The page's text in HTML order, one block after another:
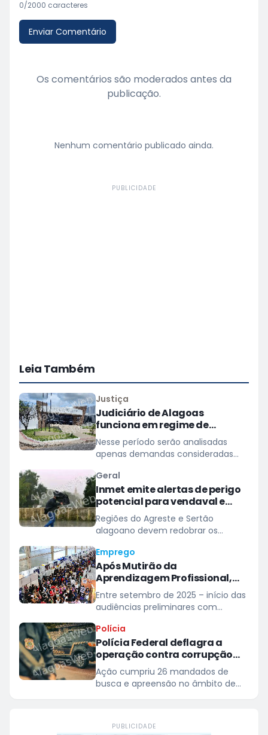
0/2000 caracteres
Enviar Comentário
Os comentários são moderados antes da
publicação.
Nenhum comentário publicado ainda.
PUBLICIDADE
Leia Também
Justiça
Judiciário de Alagoas
funciona em regime de
plantão nos dias 10 e 11 de
agosto
Nesse período serão analisadas
apenas demandas consideradas
processuais retornam na quarta
(12)
Geral
Inmet emite alertas de perigo
potencial para vendaval e
baixa umidade em Alagoas
Regiões do Agreste e Sertão
alagoano devem redobrar os
km/h
Emprego
Após Mutirão da
Aprendizagem Profissional,
Alagoas registra aumento de
mais de 800 jovens aprendizes
contratados
Entre setembro de 2025 – início das
audiências preliminares com
de jovens aprendizes passou de
6.642 para 7.515
Polícia
Polícia Federal deflagra a
operação contra corrupção
eleitoral em Alagoas
Ação cumpriu 26 mandados de
busca e apreensão no âmbito de
PUBLICIDADE